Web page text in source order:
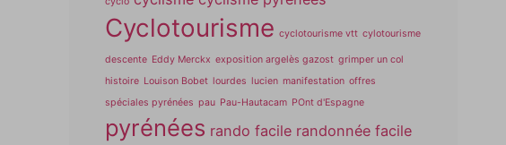
Cyclotourisme cyclotourisme vtt cylotourisme
descente Eddy Merckx exposition argelès gazost grimper un col
histoire Louison Bobet lourdes lucien manifestation offres
spéciales pyrénées pau Pau-Hautacam POnt d'Espagne
pyrénées rando facile randonnée facile